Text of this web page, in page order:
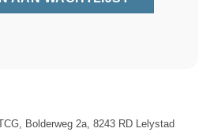
Bolderweg 2a, 8243 RD Lelystad